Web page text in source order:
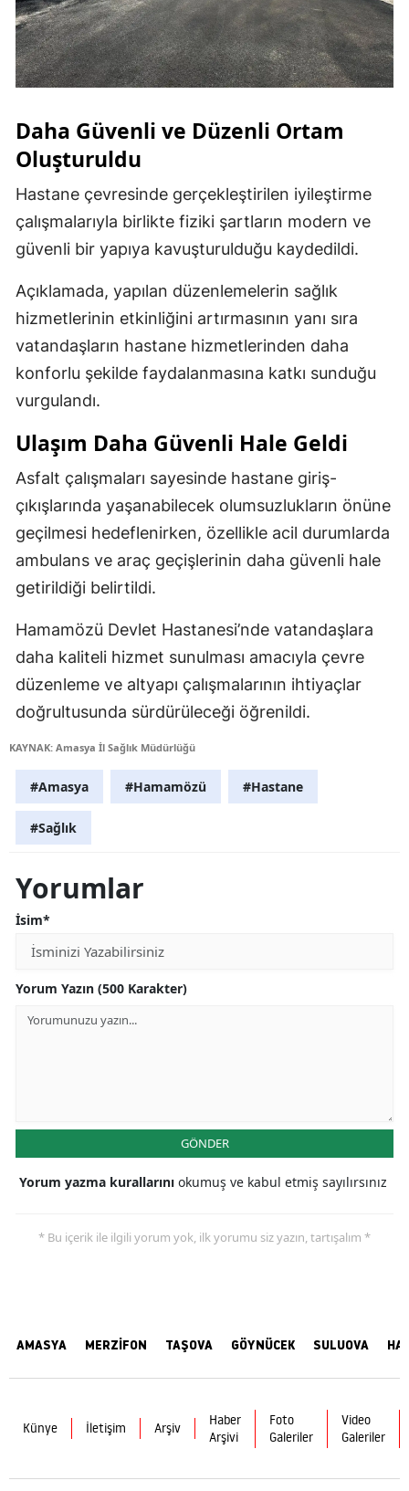
Daha Güvenli ve Düzenli Ortam
Oluşturuldu
Hastane çevresinde gerçekleştirilen iyileştirme
çalışmalarıyla birlikte fiziki şartların modern ve
güvenli bir yapıya kavuşturulduğu kaydedildi.
Açıklamada, yapılan düzenlemelerin sağlık
hizmetlerinin etkinliğini artırmasının yanı sıra
vatandaşların hastane hizmetlerinden daha
konforlu şekilde faydalanmasına katkı sunduğu
vurgulandı.
Ulaşım Daha Güvenli Hale Geldi
Asfalt çalışmaları sayesinde hastane giriş-
çıkışlarında yaşanabilecek olumsuzlukların önüne
geçilmesi hedeflenirken, özellikle acil durumlarda
ambulans ve araç geçişlerinin daha güvenli hale
getirildiği belirtildi.
Hamamözü Devlet Hastanesi’nde vatandaşlara
daha kaliteli hizmet sunulması amacıyla çevre
düzenleme ve altyapı çalışmalarının ihtiyaçlar
doğrultusunda sürdürüleceği öğrenildi.
KAYNAK: Amasya İl Sağlık Müdürlüğü
#Amasya #Hamamözü #Hastane
#Sağlık
Yorumlar
İsim*
Yorum Yazın (500 Karakter)
GÖNDER
Yorum yazma kurallarını okumuş ve kabul etmiş sayılırsınız
* Bu içerik ile ilgili yorum yok, ilk yorumu siz yazın, tartışalım *
AMASYA MERZİFON TAŞOVA GÖYNÜCEK SULUOVA
Künye İletişim Arşiv
Haber
Arşivi
Foto
Galeriler
Video
Galeriler